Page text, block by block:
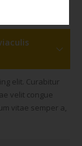
elit. Curabitur
velit congue
vitae semper a,